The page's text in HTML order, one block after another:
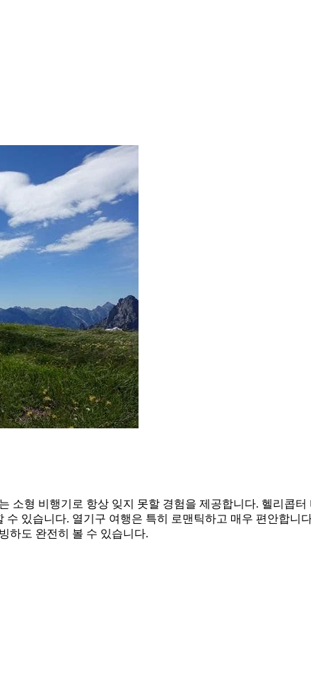
소형 비행기로 항상 잊지 못할 경험을 제공합니다. 헬리콥
있습니다. 열기구 여행은 특히 로맨틱하고 매우 편안합니
하도 완전히 볼 수 있습니다.